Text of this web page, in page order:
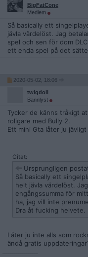
BigFatCone
Medlem
Så basically ett
jävla värdelöst. Jag
spel och sen för dom
ett enda spel på det
2020-05-02, 18:06
twigdoll
Bannlyst
Tycker de känns tråkigt
roligare med Bully 2.
Ett mini Gta låter ju jävligt
Citat:
Ursprungligen
Så basically ett
helt jävla värdelöst.
engångssumma för
ha, jag vill inte
Dra åt fucking helvete.
Låter ju inte alls som
ändå gratis